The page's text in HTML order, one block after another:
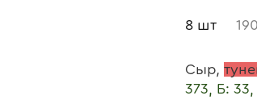
8 шт
Сыр,
373, Б: